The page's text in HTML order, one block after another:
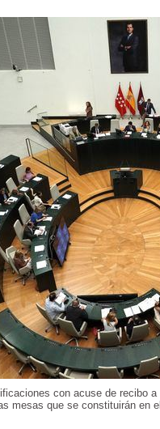
con acuse de recibo
mesas que se constituirán en